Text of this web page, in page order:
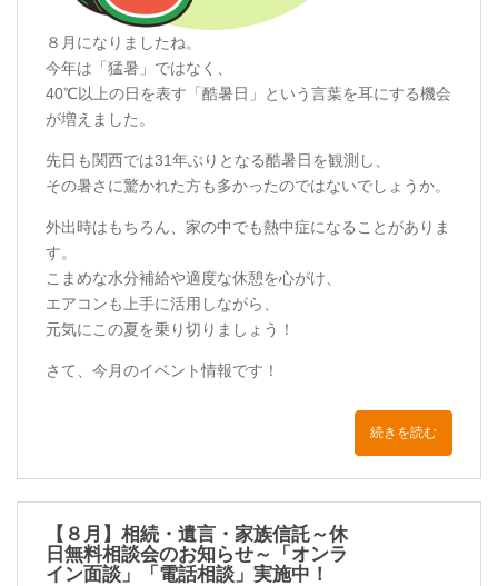
８月になりましたね。
今年は「猛暑」ではなく、
40℃以上の日を表す「酷暑日」という言葉を耳にする機会
が増えました。
先日も関西では31年ぶりとなる酷暑日を観測し、
その暑さに驚かれた方も多かったのではないでしょうか。
外出時はもちろん、家の中でも熱中症になることがありま
す。
こまめな水分補給や適度な休憩を心がけ、
エアコンも上手に活用しながら、
元気にこの夏を乗り切りましょう！
さて、今月のイベント情報です！
続きを読む
【８月】相続・遺言・家族信託～休
日無料相談会のお知らせ～「オンラ
イン面談」「電話相談」実施中！